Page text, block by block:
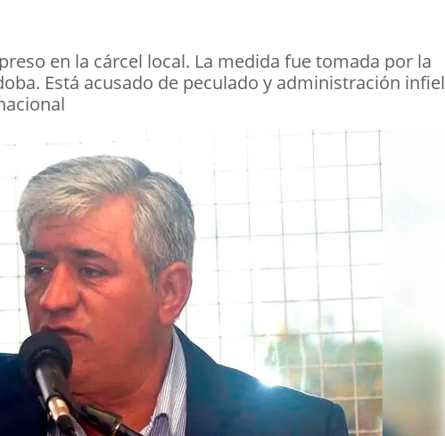
en la cárcel local. La medida fue tomada por la
Está acusado de peculado y administración infiel